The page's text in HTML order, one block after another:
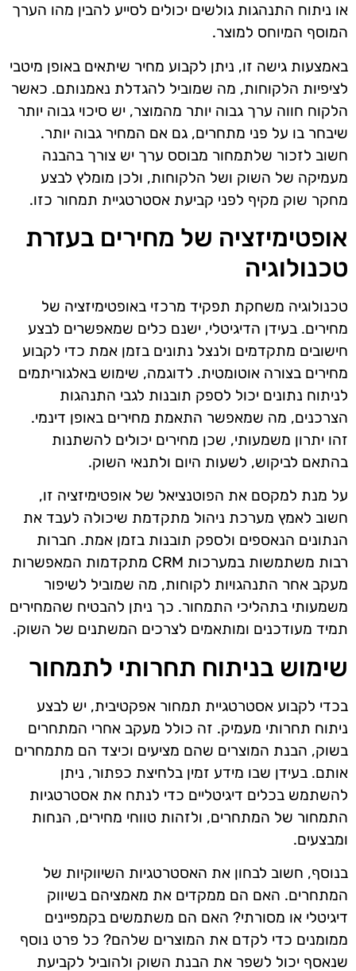
או ניתוח התנהגות גולשים יכולים לסייע להבין מהו הערך
המוסף המיוחס למוצר.
באמצעות גישה זו, ניתן לקבוע מחיר שיתאים באופן מיטבי
לציפיות הלקוחות, מה שמוביל להגדלת נאמנותם. כאשר
הלקוח חווה ערך גבוה יותר מהמוצר, יש סיכוי גבוה יותר
שיבחר בו על פני מתחרים, גם אם המחיר גבוה יותר.
חשוב לזכור שלתמחור מבוסס ערך יש צורך בהבנה
מעמיקה של השוק ושל הלקוחות, ולכן מומלץ לבצע
מחקר שוק מקיף לפני קביעת אסטרטגיית תמחור כזו.
אופטימיזציה של מחירים בעזרת
טכנולוגיה
טכנולוגיה משחקת תפקיד מרכזי באופטימיזציה של
מחירים. בעידן הדיגיטלי, ישנם כלים שמאפשרים לבצע
חישובים מתקדמים ולנצל נתונים בזמן אמת כדי לקבוע
מחירים בצורה אוטומטית. לדוגמה, שימוש באלגוריתמים
לניתוח נתונים יכול לספק תובנות לגבי התנהגות
הצרכנים, מה שמאפשר התאמת מחירים באופן דינמי.
זהו יתרון משמעותי, שכן מחירים יכולים להשתנות
בהתאם לביקוש, לשעות היום ולתנאי השוק.
על מנת למקסם את הפוטנציאל של אופטימיזציה זו,
חשוב לאמץ מערכת ניהול מתקדמת שיכולה לעבד את
הנתונים הנאספים ולספק תובנות בזמן אמת. חברות
רבות משתמשות במערכות CRM מתקדמות המאפשרות
מעקב אחר התנהגויות לקוחות, מה שמוביל לשיפור
משמעותי בתהליכי התמחור. כך ניתן להבטיח שהמחירים
תמיד מעודכנים ומותאמים לצרכים המשתנים של השוק.
שימוש בניתוח תחרותי לתמחור
בכדי לקבוע אסטרטגיית תמחור אפקטיבית, יש לבצע
ניתוח תחרותי מעמיק. זה כולל מעקב אחרי המתחרים
בשוק, הבנת המוצרים שהם מציעים וכיצד הם מתמחרים
אותם. בעידן שבו מידע זמין בלחיצת כפתור, ניתן
להשתמש בכלים דיגיטליים כדי לנתח את אסטרטגיות
התמחור של המתחרים, ולזהות טווחי מחירים, הנחות
ומבצעים.
בנוסף, חשוב לבחון את האסטרטגיות השיווקיות של
המתחרים. האם הם ממקדים את מאמציהם בשיווק
דיגיטלי או מסורתי? האם הם משתמשים בקמפיינים
ממומנים כדי לקדם את המוצרים שלהם? כל פרט נוסף
שנאסף יכול לשפר את הבנת השוק ולהוביל לקביעת